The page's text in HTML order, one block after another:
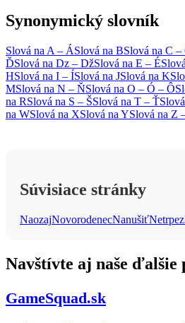
synonymický slovník
Slová na A – ÁSlová na BSlová na C –
ĎSlová na Dz – DžSlová na E – É
HSlová na I – ÍSlová na JSlová na K
MSlová na N – ŇSlová na O – Ó – Ô
na RSlová na S – ŠSlová na T – Ť
na WSlová na XSlová na YSlová na Z
Súvisiace stránky
NaozajNovorodenecNanušiť
navštívte aj naše
GameSquad.sk